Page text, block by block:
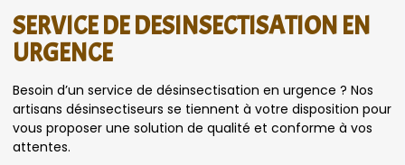
SERVICE DE DESINSECTISATION EN
URGENCE
Besoin d’un service de désinsectisation en urgence ? Nos
artisans désinsectiseurs se tiennent à votre disposition pour
vous proposer une solution de qualité et conforme à vos
attentes.